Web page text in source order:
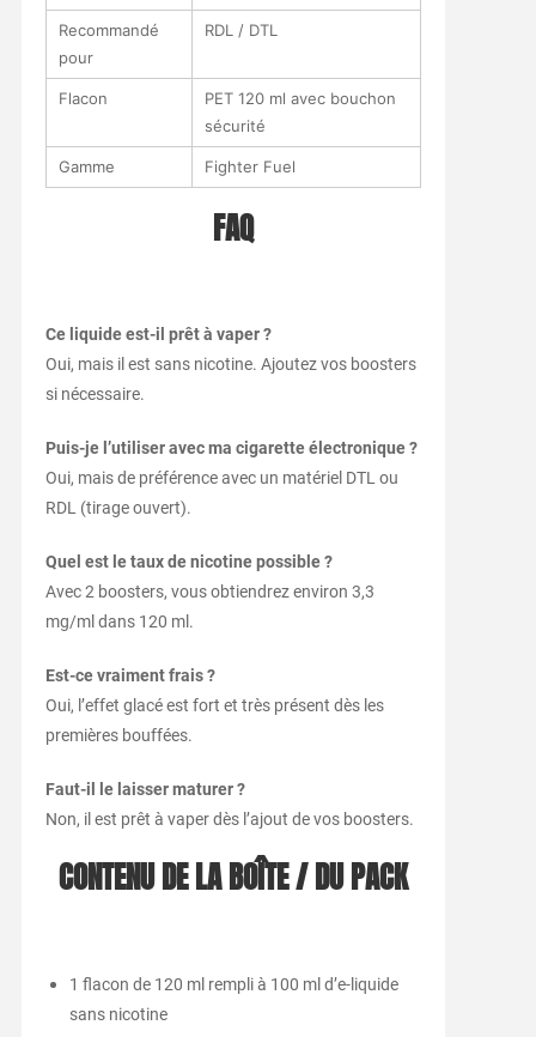
Recommandé
pour
RDL / DTL
Flacon
PET 120 ml avec bouchon
sécurité
Gamme Fighter Fuel
FAQ
Ce liquide est-il prêt à vaper ?
Oui, mais il est sans nicotine. Ajoutez vos boosters
si nécessaire.
Puis-je l’utiliser avec ma cigarette électronique ?
Oui, mais de préférence avec un matériel DTL ou
RDL (tirage ouvert).
Quel est le taux de nicotine possible ?
Avec 2 boosters, vous obtiendrez environ 3,3
mg/ml dans 120 ml.
Est-ce vraiment frais ?
Oui, l’effet glacé est fort et très présent dès les
premières bouffées.
Faut-il le laisser maturer ?
Non, il est prêt à vaper dès l’ajout de vos boosters.
CONTENU DE LA BOÎTE / DU PACK
1 flacon de 120 ml rempli à 100 ml d’e-liquide
sans nicotine